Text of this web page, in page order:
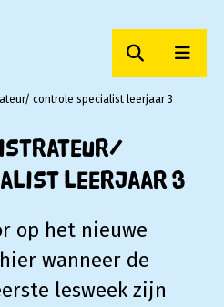
Zoeken
controle specialist leerjaar 3
leerjaar 3
op het nieuwe
wanneer de
lesweek zijn